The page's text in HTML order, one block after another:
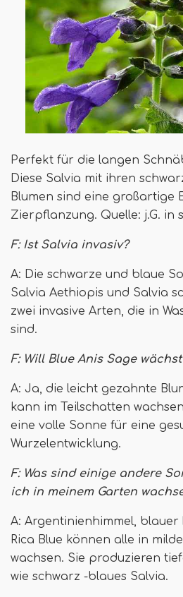
Perfekt für die langen
Diese Salvia mit ihren
Blumen sind eine großartige
Zierpflanzung. Quelle: j.G. in
F: Ist Salvia invasiv?
A: Die schwarze und blaue
Salvia Aethiopis und Salvia
zwei invasive Arten, die in
sind.
F: Will Blue Anis Sage
A: Ja, die leicht gezahnte
kann im Teilschatten
eine volle Sonne für eine
Wurzelentwicklung.
F: Was sind einige andere
ich in meinem Garten
A: Argentinienhimmel,
Rica Blue können alle in
wachsen. Sie produzieren
wie schwarz -blaues Salvia.